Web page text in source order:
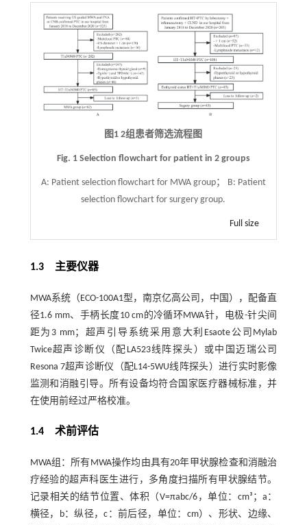
图1 2组患者筛选流程图
Fig. 1 Selection flowchart for patient in 2 groups
A: Patient selection flowchart for MWA group； B: Patient
selection flowchart for surgery group.
Full size
1.3 主要仪器
MWA系统（ECO-100A1型，南京亿高公司，中国），配备直
径1.6 mm、手柄长度10 cm的冷循环MWA针，电极-针尖间
距为3 mm；超声引导系统采用意大利Esaote公司Mylab
Twice超声诊断仪（配LA523线阵探头）或中国迈瑞公司
Resona 7超声诊断仪（配L14-5WU线阵探头）进行实时影像
监测和消融引导。所有设备均符合国家医疗器械标准，并
在使用前经过严格校准。
1.4 术前评估
MWA组：所有MWA操作均由具有20年甲状腺检查和消融治
疗经验的超声科医生进行，多角度扫描所有甲状腺结节。
记录相关的结节位置、体积（V=πabc/6，单位：cm³；a：
横径，b：纵径，c：前后径，单位：cm）、形状、边缘、